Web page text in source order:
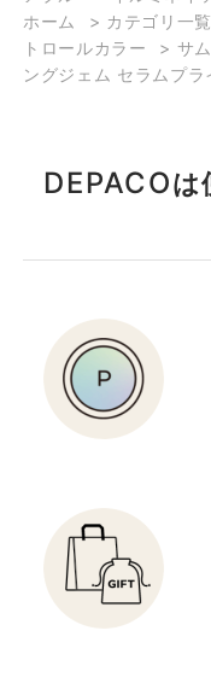
*・.・*・.・*・.・*
*・.・*・. 最後までご覧
いただきありがとう
underline; font-
style="text-
underline; font-
weight:700;">♡ジ
チュアートビューテ
お待ちしておりま
*・.・*・.・*・.・*
*・.・*・.・*・.・*・
後までご覧いただき
ホーム
> カテゴリ一覧
トロールカラー
> サ
ングジェム セラムプラ
DEPACOは